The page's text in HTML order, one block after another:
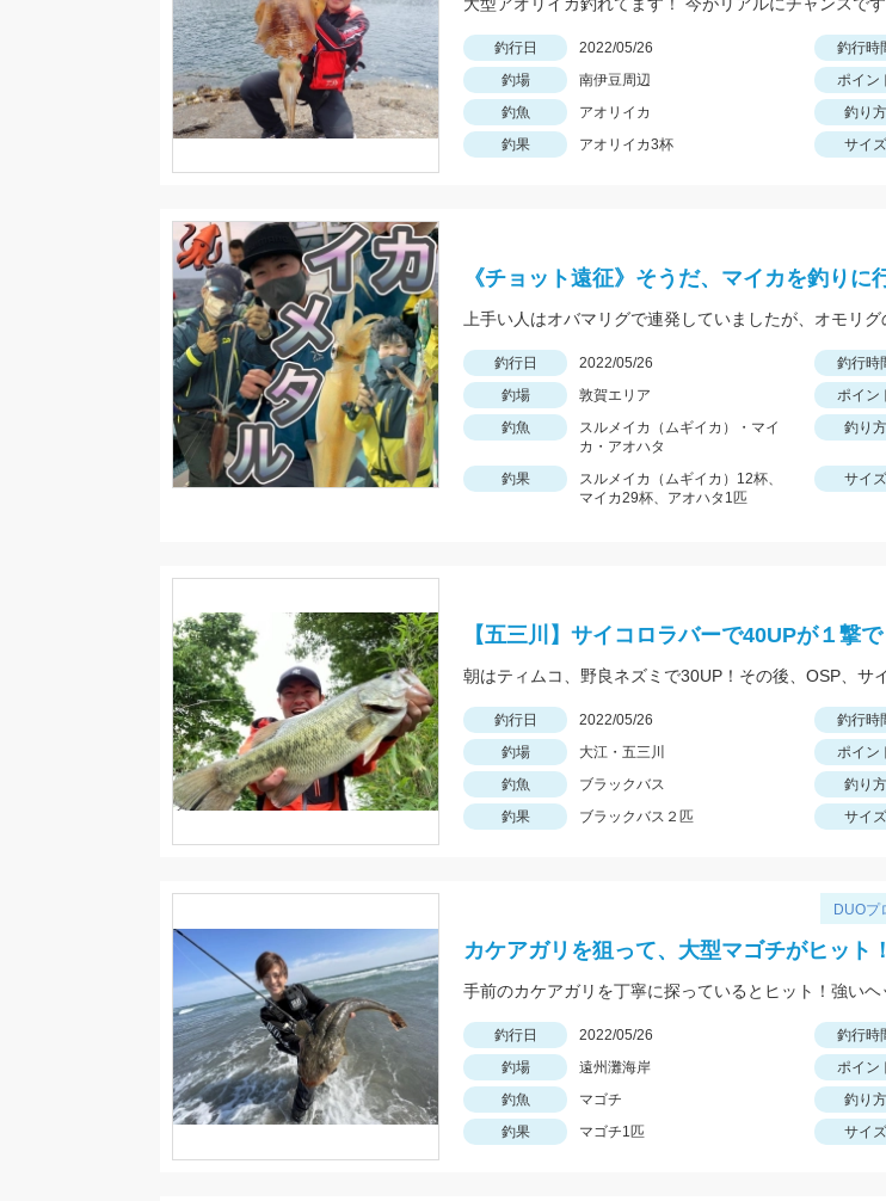
釣行日 2022/05/26 釣行時
釣場
南伊豆周辺 ポイン
釣魚
アオリイカ 釣り方
釣果
アオリイカ3杯 サイズ
《チョット遠征》そうだ、マイカを釣り
釣行日 2022/05/26 釣行時
釣場
敦賀エリア ポイン
釣魚
スルメイカ（ムギイカ）・マイ
カ・アオハタ
釣り方
釣果
スルメイカ（ムギイカ）12杯、
マイカ29杯、アオハタ1匹
サイズ
【五三川】サイコロラバーで40UPが１撃で
釣行日 2022/05/26 釣行時
釣場
大江・五三川
ポイン
釣魚
ブラックバス 釣り方
釣果
ブラックバス２匹 サイズ
DUOプ
カケアガリを狙って、大型マゴチがヒット！
手前のカケアガリを丁寧に探っているとヒット！強いヘ
釣行日 2022/05/26 釣行時
釣場
遠州灘海岸
ポイン
釣魚
マゴチ 釣り方
釣果
マゴチ1匹 サイズ